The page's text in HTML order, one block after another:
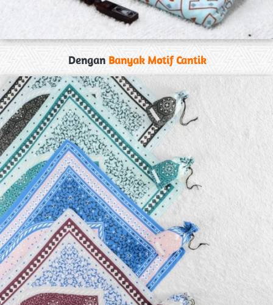
Dengan Banyak Motif Cantik